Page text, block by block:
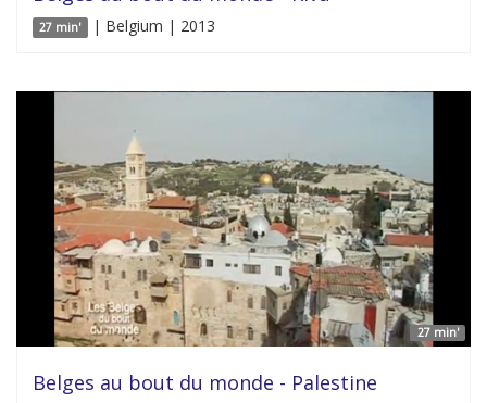
27 min' | Belgium | 2013
27 min'
Belges au bout du monde - Palestine